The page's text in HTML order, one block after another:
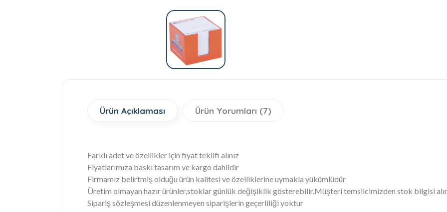
Ürün Açıklaması Ürün Yorumları (7)
Farklı adet ve özellikler için fiyat teklifi alınız
Fiyatlarımıza baskı tasarım ve kargo dahildir
Firmamız belirtmiş olduğu ürün kalitesi ve özelliklerine uymakla yükümlüdür
Üretim olmayan hazır ürünler,stoklar günlük değişiklik gösterebilir.Müşteri temsilcimizden stok bilgisi
Sipariş sözleşmesi düzenlenmeyen siparişlerin geçerliliği yoktur